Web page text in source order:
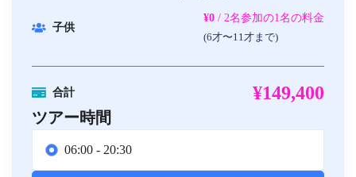
子供
¥0 / 2名参加の1名の料金
(6才〜11才まで)
合計 ¥149,400
ツアー時間
06:00 - 20:30